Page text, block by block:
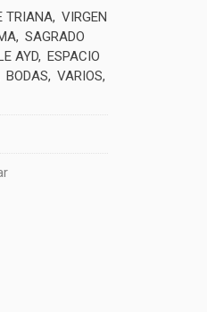
TRIANA VIRGEN
SAGRADO
AYD ESPACIO
BODAS
VARIOS